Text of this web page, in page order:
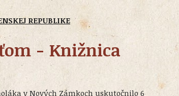
REPUBLIKE
- Knižnica
v Nových Zámkoch uskutočnilo 6